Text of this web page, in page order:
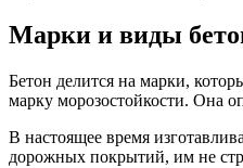
Марки и виды
Бетон делится на марки,
марку морозостойкости. Она
В настоящее время
дорожных покрытий, им не